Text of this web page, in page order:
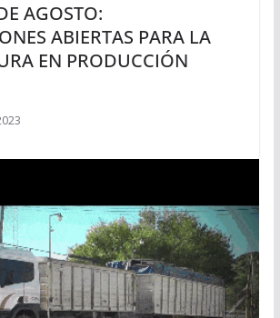
AGOSTO:
ABIERTAS PARA LA
EN PRODUCCIÓN